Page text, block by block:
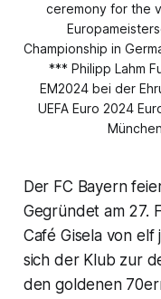
ceremony for the
Championship in
*** Philipp Lahm
EM2024 bei der
UEFA Euro 2024
Der FC Bayern
Gegründet am 27.
Café Gisela von
sich der Klub zur
den goldenen